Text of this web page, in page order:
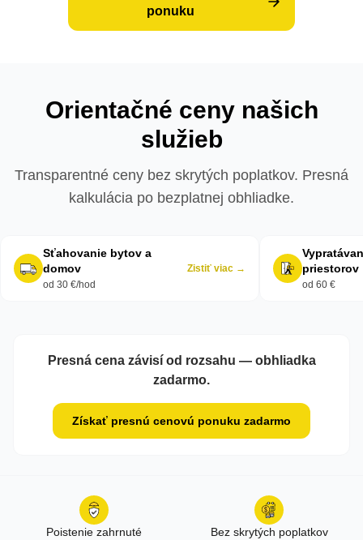
ponuku
Orientačné ceny našich
služieb
Transparentné ceny bez skrytých poplatkov. Presná
kalkulácia po bezplatnej obhliadke.
Sťahovanie bytov a
domov
od 30 €/hod
Zistiť viac →
priestorov
od 60 €
Presná cena závisí od rozsahu — obhliadka
zadarmo.
Získať presnú cenovú ponuku zadarmo
Poistenie zahrnuté Bez skrytých poplatkov